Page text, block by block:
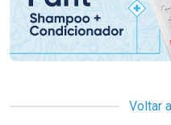
Voltar